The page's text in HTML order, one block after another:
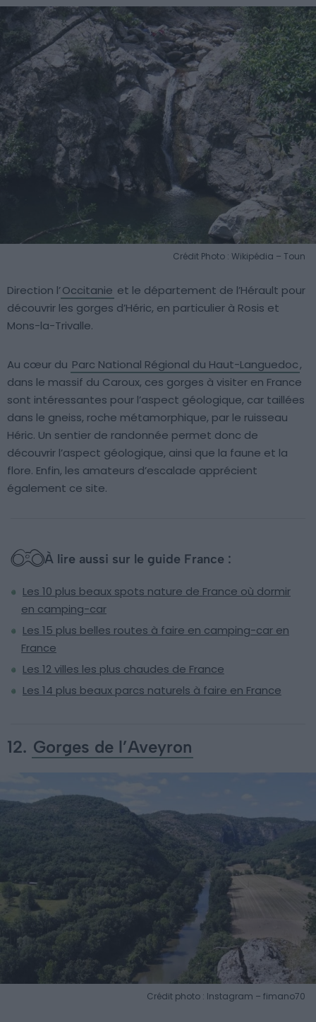
Crédit Photo : Wikipédia – Toun
Direction l’Occitanie et le département de l’Hérault pour
découvrir les gorges d’Héric, en particulier à Rosis et
Mons-la-Trivalle.
Au cœur du Parc National Régional du Haut-Languedoc,
dans le massif du Caroux, ces gorges à visiter en France
sont intéressantes pour l’aspect géologique, car taillées
dans le gneiss, roche métamorphique, par le ruisseau
Héric. Un sentier de randonnée permet donc de
découvrir l’aspect géologique, ainsi que la faune et la
flore. Enfin, les amateurs d’escalade apprécient
également ce site.
À lire aussi sur le guide France :
Les 10 plus beaux spots nature de France où dormir
en camping-car
Les 15 plus belles routes à faire en camping-car en
France
Les 12 villes les plus chaudes de France
Les 14 plus beaux parcs naturels à faire en France
12. Gorges de l’Aveyron
Crédit photo : Instagram – fimano70